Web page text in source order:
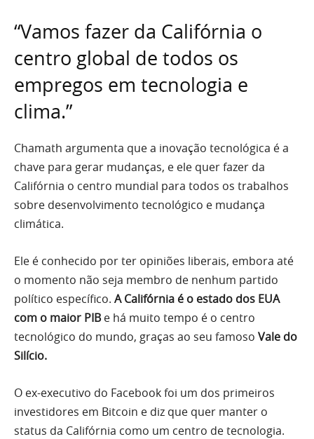
“Vamos fazer da Califórnia o
centro global de todos os
empregos em tecnologia e
clima.”
Chamath argumenta que a inovação tecnológica é a
chave para gerar mudanças, e ele quer fazer da
Califórnia o centro mundial para todos os trabalhos
sobre desenvolvimento tecnológico e mudança
climática.
Ele é conhecido por ter opiniões liberais, embora até
o momento não seja membro de nenhum partido
político específico. A Califórnia é o estado dos EUA
com o maior PIBe há muito tempo é o centro
tecnológico do mundo, graças ao seu famoso Vale do
Silício.
O ex-executivo do Facebook foi um dos primeiros
investidores em Bitcoin e diz que quer manter o
status da Califórnia como um centro de tecnologia.